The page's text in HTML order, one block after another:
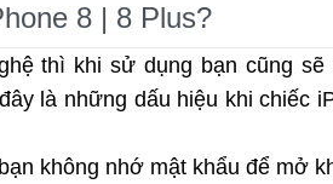
8 | 8 Plus?
thì khi sử dụng bạn cũng
là những dấu hiệu khi chiếc
không nhớ mật khẩu để mở